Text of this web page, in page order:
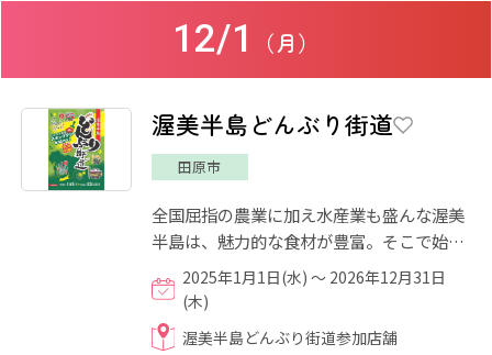
12/1 （月）
渥美半島どんぶり街道
田原市
全国屈指の農業に加え水産業も盛んな渥美
半島は、魅力的な食材が豊富。そこで始ま
ったのが「渥美半島どんぶり街道」。各店
が「地元渥美半島の食材...
2025年1月1日(水) ～ 2026年12月31日
(木)
渥美半島どんぶり街道参加店舗